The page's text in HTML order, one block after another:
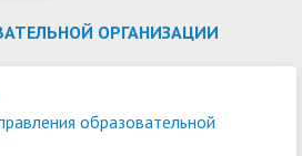
ОРГАНИЗАЦИИ
образовательной